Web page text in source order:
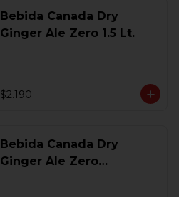
Bebida Canada Dry
Ginger Ale Zero 1.5 Lt.
$2.190
Bebida Canada Dry
Ginger Ale Zero